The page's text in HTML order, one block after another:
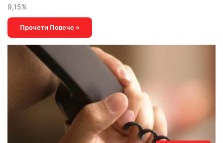
9,15%
Прочети Повече »